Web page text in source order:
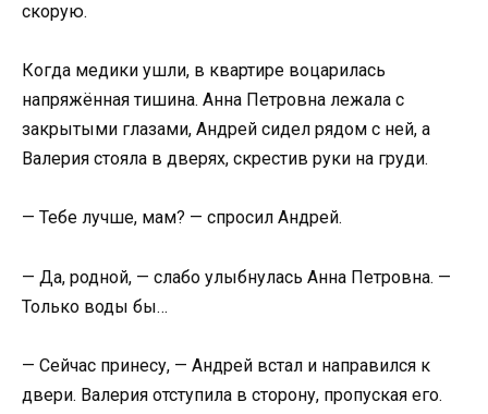
скорую.
Когда медики ушли, в квартире воцарилась
напряжённая тишина. Анна Петровна лежала с
закрытыми глазами, Андрей сидел рядом с ней, а
Валерия стояла в дверях, скрестив руки на груди.
— Тебе лучше, мам? — спросил Андрей.
— Да, родной, — слабо улыбнулась Анна Петровна. —
Только воды бы…
— Сейчас принесу, — Андрей встал и направился к
двери. Валерия отступила в сторону, пропуская его.